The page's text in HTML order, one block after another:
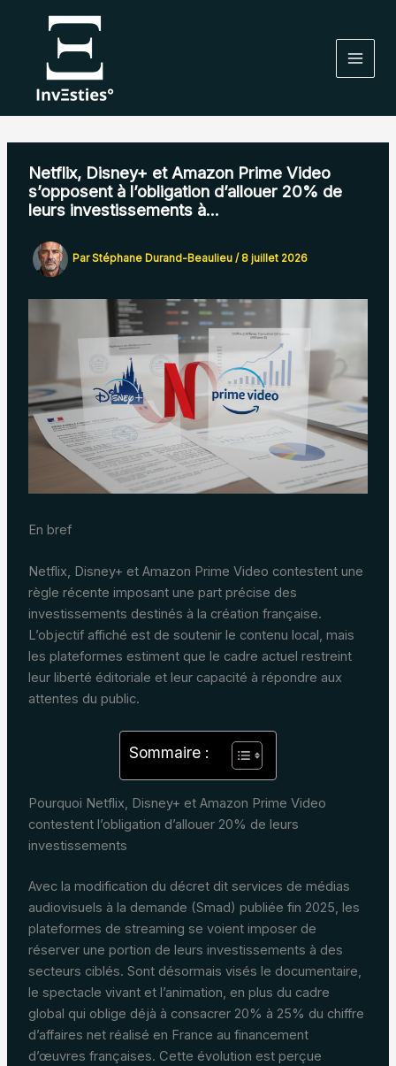
Netflix, Disney+ et Amazon Prime Video
s’opposent à l’obligation d’allouer 20% de
leurs investissements à…
ParStéphane Durand-Beaulieu / 8 juillet 2026
En bref
Netflix, Disney+ et Amazon Prime Video contestent une
règle récente imposant une part précise des
investissements destinés à la création française.
L’objectif affiché est de soutenir le contenu local, mais
les plateformes estiment que le cadre actuel restreint
leur liberté éditoriale et leur capacité à répondre aux
attentes du public.
Sommaire :
Pourquoi Netflix, Disney+ et Amazon Prime Video
contestent l’obligation d’allouer 20% de leurs
investissements
Avec la modification du décret dit services de médias
audiovisuels à la demande (Smad) publiée fin 2025, les
plateformes de streaming se voient imposer de
réserver une portion de leurs investissements à des
secteurs ciblés. Sont désormais visés le documentaire,
le spectacle vivant et l’animation, en plus du cadre
global qui oblige déjà à consacrer 20% à 25% du chiffre
d’affaires net réalisé en France au financement
d’œuvres françaises. Cette évolution est perçue